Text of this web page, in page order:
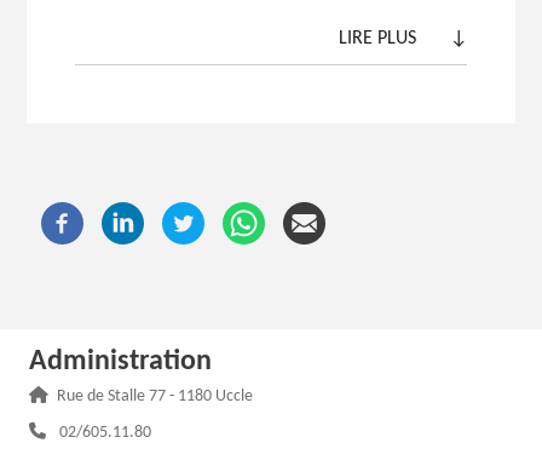
LIRE PLUS ↓
Administration
Adresse :
Rue de Stalle 77 - 1180 Uccle
Téléphone :
02/605.11.80